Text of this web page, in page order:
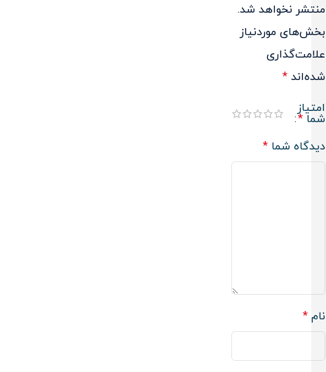
منتشر نخواهد شد.
بخش‌های موردنیاز
علامت‌گذاری
شده‌اند *
امتیاز
شما *
دیدگاه شما *
نام *